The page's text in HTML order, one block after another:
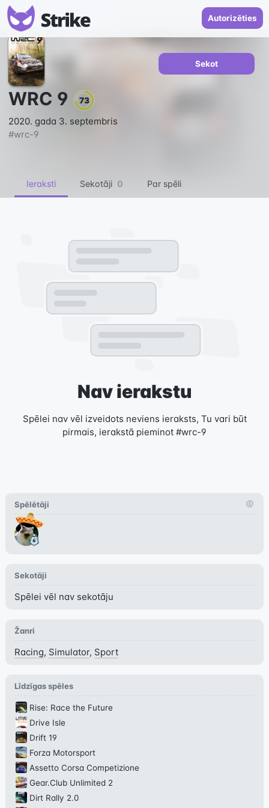
Autorizēties
WRC 9 73
2020. gada 3. septembris
#wrc-9
Sekot
Ieraksti Sekotāji 0 Par spēli
Nav ierakstu
Spēlei nav vēl izveidots neviens ieraksts, Tu vari būt
pirmais, ierakstā pieminot #wrc-9
Spēlētāji
Sekotāji
Spēlei vēl nav sekotāju
Žanri
Racing, Simulator, Sport
Līdzīgas spēles
Rise: Race the Future
Drive Isle
Drift 19
Forza Motorsport
Assetto Corsa Competizione
Gear.Club Unlimited 2
Dirt Rally 2.0